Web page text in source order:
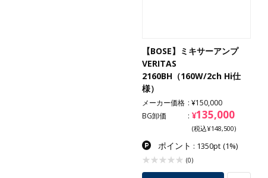
【BOSE】ミキサーアンプ
VERITAS
2160BH（160W/2ch Hi仕
様）
メーカー価格
¥150,000
BG卸価
¥135,000
(税込¥148,500)
ポイント : 1350pt (1%)
(0)